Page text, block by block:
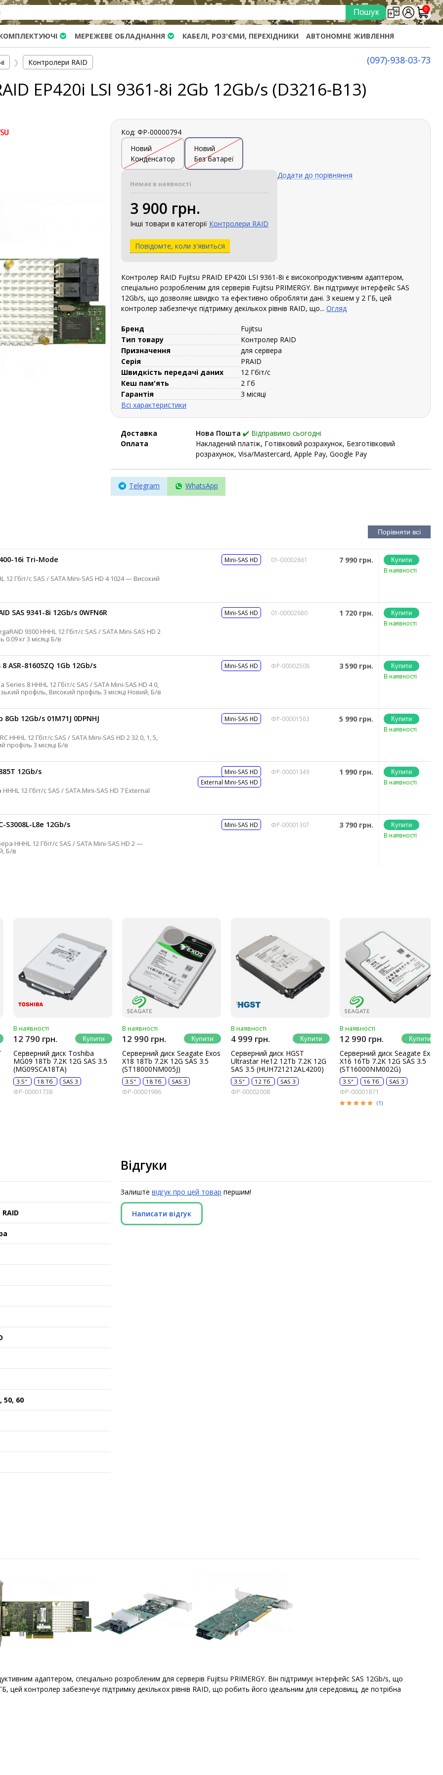
0
МЕРЕЖЕВЕ ОБЛАДНАННЯ КАБЕЛІ, РОЗ'ЄМИ, ПЕРЕХІДНИКИ АВТОНОМНЕ ЖИВЛЕННЯ
(097)-938-03-73
❯ Контролери RAID
EP420i LSI 9361-8i 2Gb 12Gb/s (D3216-B13)
Код: ФР-00000794
Новий
Конденсатор
Новий
Без батареї
Немає в наявності
3 900 грн.
Інші товари в категорії Контролери RAID
Повідомте, коли з'явиться
Додати до порівняння
Контролер RAID Fujitsu PRAID EP420i LSI 9361-8i є високопродуктивним адаптером,
спеціально розробленим для серверів Fujitsu PRIMERGY. Він підтримує інтерфейс SAS
12Gb/s, що дозволяє швидко та ефективно обробляти дані. З кешем у 2 ГБ, цей
контролер забезпечує підтримку декількох рівнів RAID, що... Огляд
Бренд
Fujitsu
Тип товару
Контролер RAID
Призначення
для сервера
Серія
PRAID
Швидкість передачі даних
12 Гбіт/с
Кеш пам'ять
2 Гб
Гарантія
3 місяці
Всі характеристики
Доставка Нова Пошта ✔️ Відправимо сьогодні
Оплата
Накладений платіж, Готівковий розрахунок, Безготівковий
розрахунок, Visa/Mastercard, Apple Pay, Google Pay
Telegram WhatsApp
16i Tri-Mode Mini-SAS HD 01-00002861 7 990 грн.
В наявності
SAS 9341-8i 12Gb/s 0WFN6R
8 0, 1, 5, 6, 10, 50 Ні Ні Високий профіль 0.09 кг 3 місяці Б/в
Mini-SAS HD 01-00002680 1 720 грн.
В наявності
ASR-81605ZQ 1Gb 12Gb/s
1, 5, 6, 10, 50, 60 1 Гб Конденсатор Низький профіль, Високий профіль 3 місяці Новий, Б/в
Mini-SAS HD ФР-00002508 3 590 грн.
В наявності
12Gb/s 01M71J 0DPNHJ
6, 10, 50, 60 8 Гб Конденсатор Високий профіль 3 місяці Б/в
Mini-SAS HD ФР-00001563 5 990 грн.
В наявності
12Gb/s
Mini-SAS HD
External Mini-SAS HD
ФР-00001349 1 990 грн.
В наявності
S3008L-L8e 12Gb/s
Новий, Б/в
Mini-SAS HD ФР-00001307 3 790 грн.
В наявності
В наявності
12 790 грн.
Серверний диск Toshiba
MG09 18Tb 7.2K 12G SAS 3.5
(MG09SCA18TA)
3.5" 18 Тб SAS 3
ФР-00001738
В наявності
12 990 грн.
Серверний диск Seagate Exos
X18 18Tb 7.2K 12G SAS 3.5
(ST18000NM005J)
3.5" 18 Тб SAS 3
ФР-00001986
В наявності
4 999 грн.
Серверний диск HGST
Ultrastar He12 12Tb 7.2K 12G
SAS 3.5 (HUH721212AL4200)
3.5" 12 Тб SAS 3
ФР-00002008
В наявності
12 990 грн.
Серверний диск Seagate Exos
X16 16Tb 7.2K 12G SAS 3.5
(ST16000NM002G)
3.5" 16 Тб SAS 3
ФР-00001871
(1)
50, 60
Відгуки
Залиште відгук про цей товар першим!
Написати відгук
адаптером, спеціально розробленим для серверів Fujitsu PRIMERGY. Він підтримує інтерфейс SAS 12Gb/s, що
контролер забезпечує підтримку декількох рівнів RAID, що робить його ідеальним для середовищ, де потрібна